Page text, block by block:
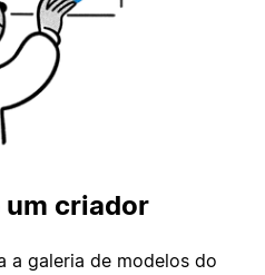
um criador
a galeria de modelos do